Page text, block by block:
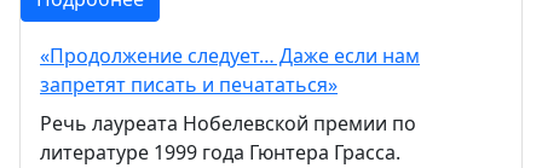
«Продолжение следует… Даже если нам
запретят писать и печататься»
Речь лауреата Нобелевской премии по
литературе 1999 года Гюнтера Грасса.